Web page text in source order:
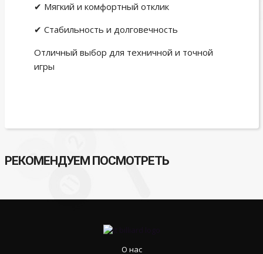
✔ Мягкий и комфортный отклик
✔ Стабильность и долговечность
Отличный выбор для техничной и точной
игры
РЕКОМЕНДУЕМ ПОСМОТРЕТЬ
О нас